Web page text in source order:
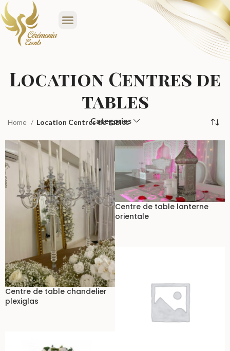
Location Centres de
tables
Categories
Home Location Centres de tables
Centre de table chandelier
plexiglas
Centre de table lanterne
orientale